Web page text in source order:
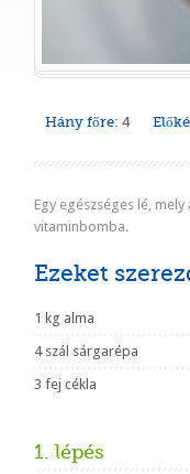
Hány főre: 4
Egy egészséges lé,
vitaminbomba.
Ezeket
1 kg alma
4 szál sárgarépa
3 fej cékla
1. lépés